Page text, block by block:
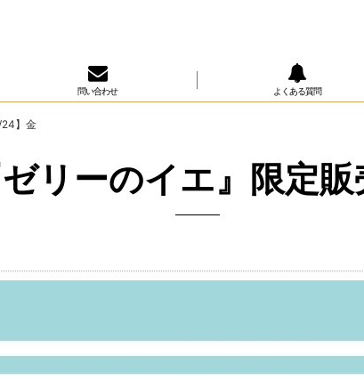
問い合わせ よくある質問
24】金
リーのイエ』限定